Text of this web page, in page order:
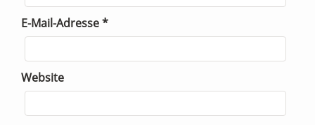
E-Mail-Adresse*
Website